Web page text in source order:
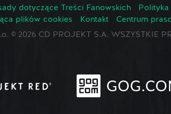
dotyczące Treści Fanowskich
plików cookies
Kontakt
Centrum
© 2026 CD PROJEKT S.A. WSZYSTKIE